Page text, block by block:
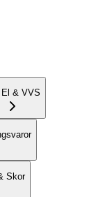
El & VVS
Skor